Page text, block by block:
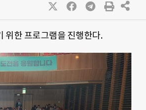
위한 프로그램을 진행한다.